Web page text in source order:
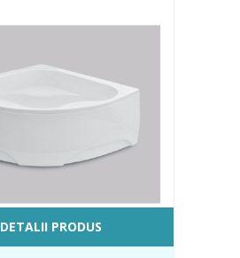
DETALII PRODUS